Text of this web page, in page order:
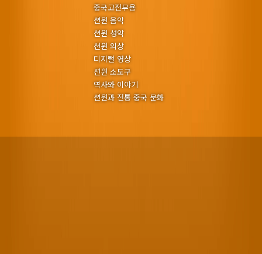
중국고전무용
션윈 음악
션윈 성악
션윈 의상
디지털 영상
션윈 소도구
역사와 이야기
션윈과 전통 중국 문화